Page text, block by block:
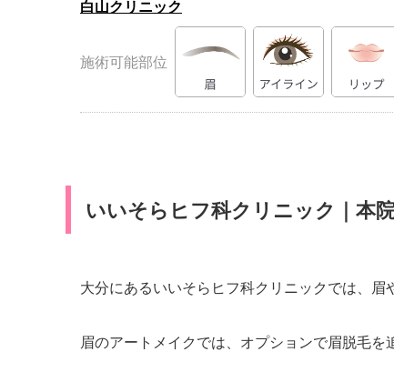
白山クリニック
施術可能部位
いいそらヒフ科クリニック｜本
大分にあるいいそらヒフ科クリニックでは、眉
眉のアートメイクでは、オプションで眉脱毛